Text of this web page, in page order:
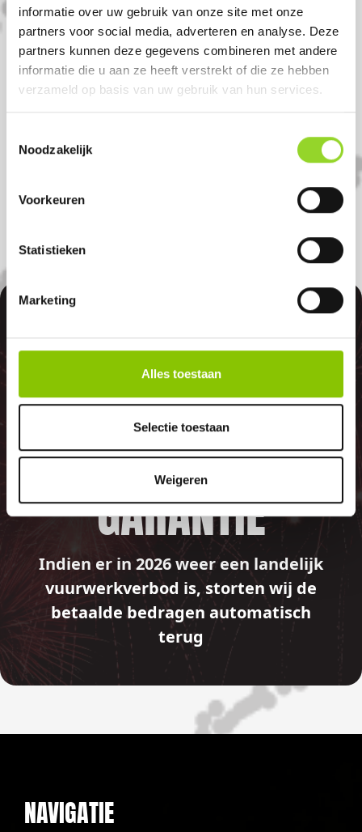
informatie over uw gebruik van onze site met onze
partners voor social media, adverteren en analyse. Deze
partners kunnen deze gegevens combineren met andere
informatie die u aan ze heeft verstrekt of die ze hebben
verzameld op basis van uw gebruik van hun services.
Noodzakelijk
Voorkeuren
Statistieken
Marketing
Alles toestaan
Selectie toestaan
Weigeren
Komt u uit Meerkerk?
Koop uw vuurwerk dan bij Dierenboetiek
Witkamp in Vianen. U bent van harte
welkom! U bent uiteraard ook welkom als
u uit Lexmond, Culemborg of Meerkerk
100%
GELD TERUG
GARANTIE
Indien er in 2026 weer een landelijk
vuurwerkverbod is, storten wij de
betaalde bedragen automatisch
terug
NAVIGATIE